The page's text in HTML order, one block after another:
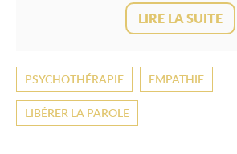
débloquer ces nœuds en
toute simplicité. De
et son passé, de révéler son
pour avancer dans la vie.
Selon mon expérience,
LIRE LA SUITE
PSYCHOTHÉRAPIE EMPATHIE
LIBÉRER LA PAROLE